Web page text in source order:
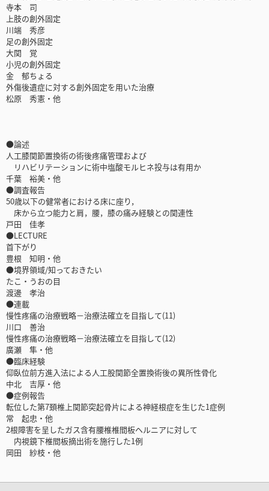
寺本 司
上肢の創外固定
川端 秀彦
足の創外固定
大関 覚
小児の創外固定
金 郁ちょる
外傷後遺症に対する創外固定を用いた治療
松原 秀憲・他
●論述
人工膝関節置換術の術後疼痛管理および
リハビリテーションに術中塩酸モルヒネ投与は有用か
千葉 裕美・他
●調査報告
50歳以下の健常者における床に座り，
床から立つ能力と肩，腰，膝の痛み経験との関連性
戸田 佳孝
●LECTURE
首下がり
豊根 知明・他
●境界領域/知っておきたい
たこ・うおの目
渡邊 孝治
●連載
慢性疼痛の治療戦略－治療法確立を目指して(11)
川口 善治
慢性疼痛の治療戦略－治療法確立を目指して(12)
廣瀬 隼・他
●臨床経験
仰臥位前方進入法による人工股関節全置換術後の異所性骨化
中北 吉厚・他
●症例報告
転位した第7頚椎上関節突起骨片による神経根症を生じた1症例
常 起忠・他
2根障害を呈したガス含有腰椎椎間板ヘルニアに対して
内視鏡下椎間板摘出術を施行した1例
岡田 紗枝・他